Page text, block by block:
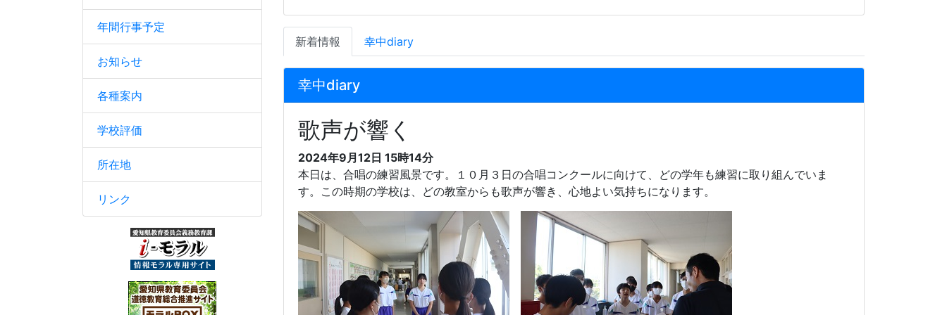
年間行事予定
お知らせ
各種案内
学校評価
所在地
リンク
新着情報 幸中diary
幸中diary
歌声が響く
2024年9月12日 15時14分
本日は、合唱の練習風景です。１０月３日の合唱コンクールに向けて、どの学年も練習に取り組んでいま
す。この時期の学校は、どの教室からも歌声が響き、心地よい気持ちになります。